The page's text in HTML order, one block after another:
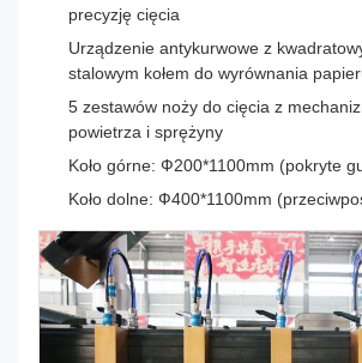
precyzję cięcia
Urządzenie antykurwowe z
stalowym kołem do wyrównania
5 zestawów noży do cięcia z
powietrza i sprężyny
Koło górne: Ф200*1100mm (pokryte
Koło dolne: Ф400*1100mm